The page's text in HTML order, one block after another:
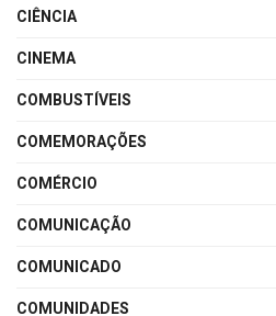
CIÊNCIA
CINEMA
COMBUSTÍVEIS
COMEMORAÇÕES
COMÉRCIO
COMUNICAÇÃO
COMUNICADO
COMUNIDADES